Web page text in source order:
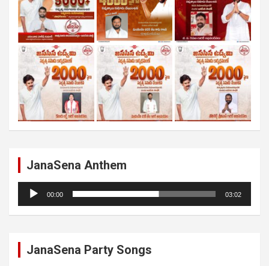
JanaSena Anthem
Audio
Player
00:00 03:02
JanaSena Party Songs